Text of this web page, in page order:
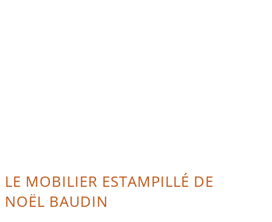
LE MOBILIER ESTAMPILLÉ DE
NOËL BAUDIN